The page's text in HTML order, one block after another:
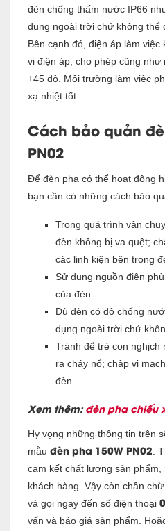
đèn chống thấm nước IP66
dụng ngoài trời chứ không thể
Bên cạnh đó, điện áp làm
vi điện áp; cho phép cũng như
+45 độ. Môi trường làm việc
xạ nhiệt tốt.
Cách bảo quản
PN02
Để đèn pha có thể hoạt động
bạn cần có những cách bảo
Trong quá trình vận
đèn không bị va quệt;
các linh kiện bên trong
Sử dụng nguồn điện
của đèn
Dù đèn có độ chống
dụng ngoài trời chứ
Tránh để trẻ con nghịch
ra cháy nổ; chập vi
đèn.
Xem thêm:đèn pha chiếu
Hy vọng những thông tin trên
mẫu đèn pha 150W PN02 .
cam kết chất lượng sản
khách hàng. Vậy còn chần
và gọi ngay đến số điện thoại
vấn và báo giá sản phẩm.